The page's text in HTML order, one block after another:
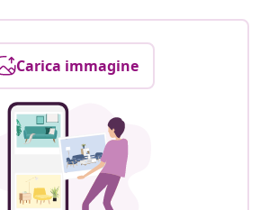
Carica immagine